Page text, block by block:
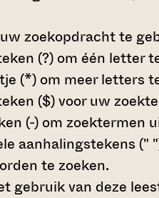
zoekopdracht te
(?) om één letter
(*) om meer letters
($)voor uw
(-) om zoektermen
aanhalingstekens ("
te zoeken.
gebruik van deze